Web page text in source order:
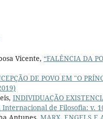
Vicente, “FALÊNCIA DA
DE POVO EM "O
INDIVIDUAÇÃO
de Filosofia: v.